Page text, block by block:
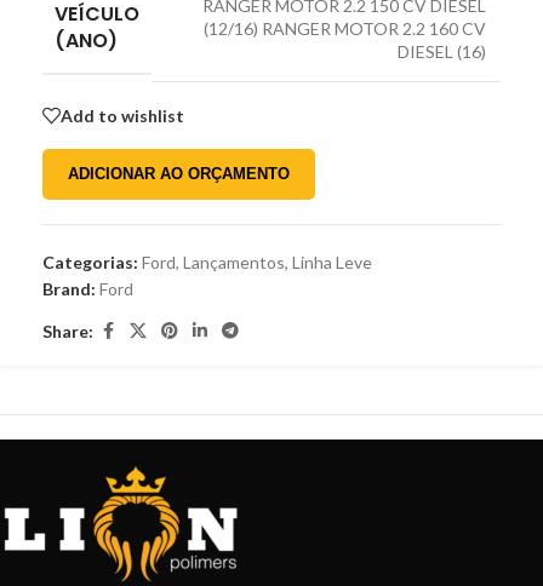
VEÍCULO
(ANO)
RANGER MOTOR 2.2 150 CV DIESEL
(12/16) RANGER MOTOR 2.2 160 CV
DIESEL (16)
Add to wishlist
ADICIONAR AO ORÇAMENTO
Categorias: Ford, Lançamentos, Linha Leve
Brand: Ford
Share: